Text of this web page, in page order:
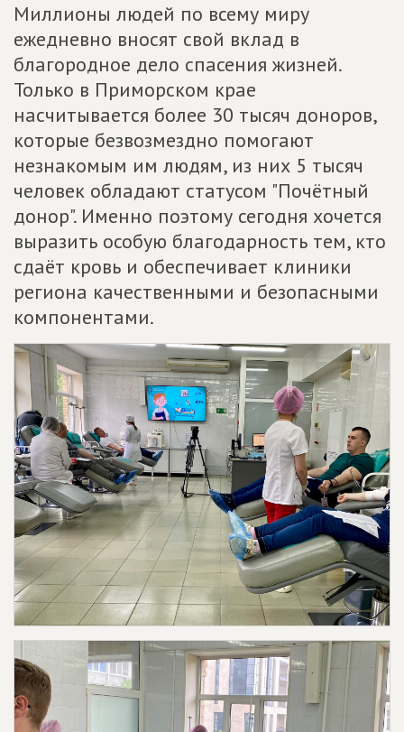
Миллионы людей по всему миру
ежедневно вносят свой вклад в
благородное дело спасения жизней.
Только в Приморском крае
насчитывается более 30 тысяч доноров,
которые безвозмездно помогают
незнакомым им людям, из них 5 тысяч
человек обладают статусом "Почётный
донор". Именно поэтому сегодня хочется
выразить особую благодарность тем, кто
сдаёт кровь и обеспечивает клиники
региона качественными и безопасными
компонентами.